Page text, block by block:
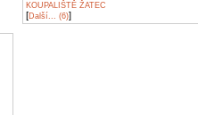
KOUPALIŠTĚ ŽATEC
[Další... (6)]